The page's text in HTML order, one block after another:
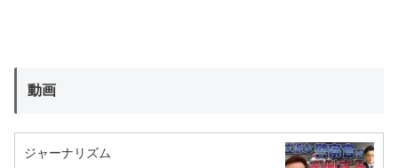
動画
ジャーナリズム